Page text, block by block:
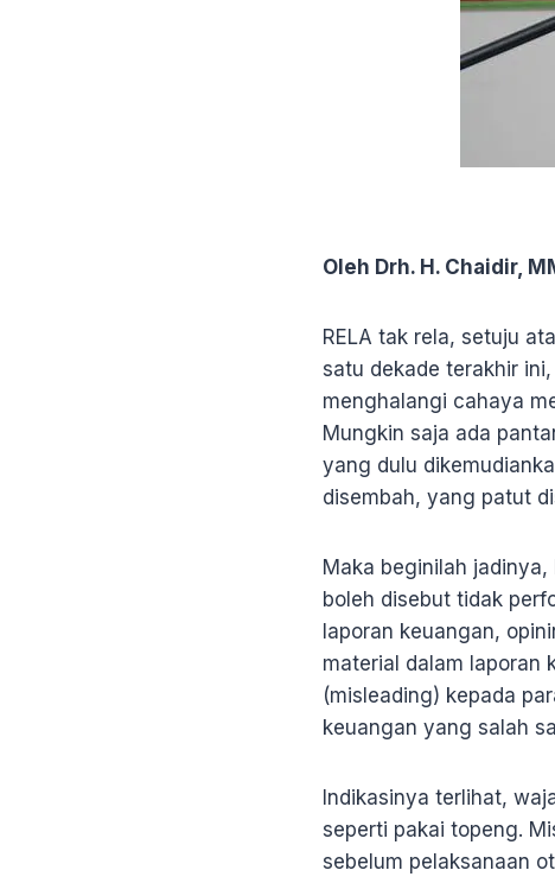
Oleh Drh. H. Chaidir,
RELA tak rela, setuju
satu dekade terakhir
menghalangi cahaya
Mungkin saja ada
yang dulu
disembah, yang patut
Maka beginilah
boleh disebut tidak
laporan keuangan,
material dalam laporan
(misleading) kepada
keuangan yang salah
Indikasinya terlihat,
seperti pakai topeng.
sebelum pelaksanaan